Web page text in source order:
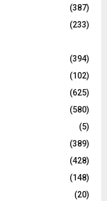
(387)
(233)
(394)
(102)
(625)
(580)
(5)
(389)
(428)
(148)
(20)